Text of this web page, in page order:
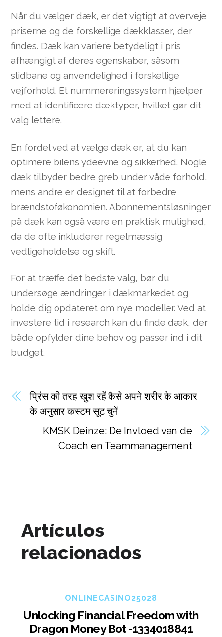
Når du vælger dæk, er det vigtigt at overveje
priserne og de forskellige dækklasser, der
findes. Dæk kan variere betydeligt i pris
afhængigt af deres egenskaber, såsom
slidbane og anvendelighed i forskellige
vejforhold. Et nummereringssystem hjælper
med at identificere dæktyper, hvilket gør dit
valg lettere.
En fordel ved at vælge dæk er, at du kan
optimere bilens ydeevne og sikkerhed. Nogle
dæk tilbyder bedre greb under våde forhold,
mens andre er designet til at forbedre
brændstoføkonomien. Abonnementsløsninger
på dæk kan også være en praktisk mulighed,
da de ofte inkluderer regelmæssig
vedligeholdelse og skift.
For at træffe det bedste valg, bør du
undersøge ændringer i dækmarkedet og
holde dig opdateret om nye modeller. Ved at
investere tid i research kan du finde dæk, der
både opfylder dine behov og passer ind i dit
budget.
प्रिंस की तरह खुश रहें कैसे अपने शरीर के आकार
के अनुसार कस्टम सूट चुनें
KMSK Deinze: De Invloed van de
Coach en Teammanagement
Artículos
relacionados
ONLINECASINO25028
Unlocking Financial Freedom with
Dragon Money Bot -1334018841